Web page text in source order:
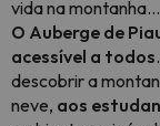
vida na montanha...
O Auberge de
acessível a todos
descobrir a
neve, aos